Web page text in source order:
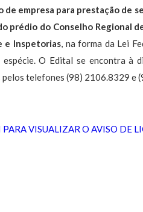
de empresa para prestação de
prédio do Conselho Regional
e Inspetorias, na forma da Lei
O Edital se encontra à
telefones (98) 2106.8329 e
PARA VISUALIZAR O AVISO DE